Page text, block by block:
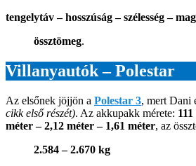
tengelytáv – hosszúság – szélesség –
össztömeg.
Villanyautók – Polestar
Az elsőnek jöjjön a Polestar 3, mert Dani
cikk első részét). Az akkupakk mérete:
méter – 2,12 méter – 1,61 méter, az
2.584 – 2.670 kg